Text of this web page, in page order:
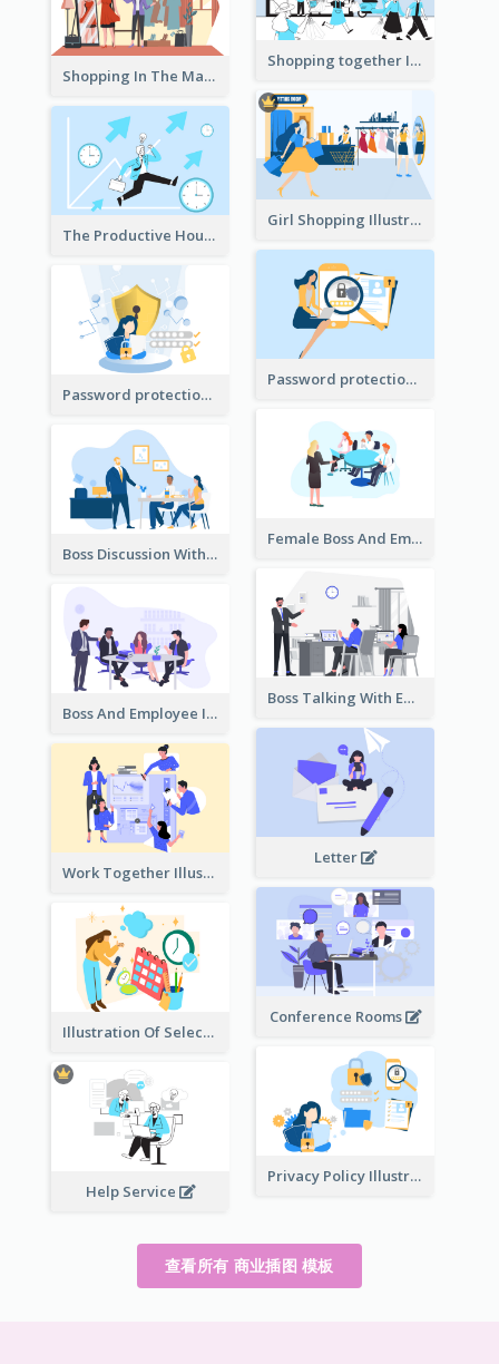
Shopping together Illustration
Shopping In The Mall Illustration
Girl Shopping Illustration
The Productive Hours
Password protection Illustration 2
Password protection Illustration
Female Boss And Employee Illustration
Boss Discussion With Employee Illustration
Boss Talking With Employee Illustration
Boss And Employee Illustration
Letter
Work Together Illustration
Conference Rooms
Illustration Of Select Date & Time
Privacy Policy Illustration
Help Service
查看所有 商业插图 模板